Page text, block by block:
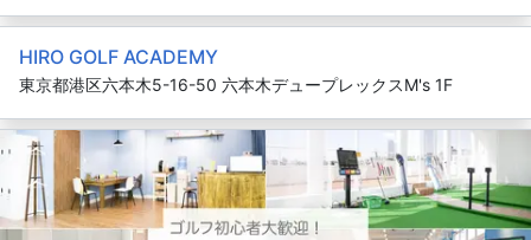
HIRO GOLF ACADEMY
東京都港区六本木5-16-50 六本木デュープレックスM's 1F